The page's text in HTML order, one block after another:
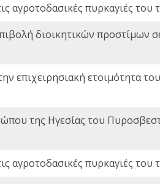
αγροτοδασικές πυρκαγιές
διοικητικών προστίμων
επιχειρησιακή ετοιμότητα
της Ηγεσίας του
αγροτοδασικές πυρκαγιές